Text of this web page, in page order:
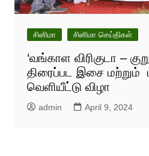
சினிமா சினிமா செய்திகள்
‘வங்காள விரிகுடா –
திரைப்பட இசை மற்றும்
வெளியீட்டு விழா
admin April 9, 2024